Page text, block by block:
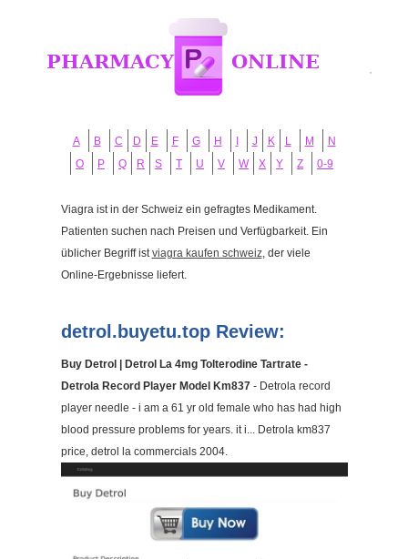
A B C D E F G H J K L M
N
O
P Q R S T U V W X Y Z 0-9
Viagra ist in der Schweiz ein gefragtes Medikament.
Patienten suchen nach Preisen und Verfügbarkeit. Ein
üblicher Begriff istviagra kaufen schweiz, der viele
Online-Ergebnisse liefert.
detrol.buyetu.top Review:
Buy Detrol | Detrol La 4mg Tolterodine Tartrate -
Detrola Record Player Model Km837- Detrola record
player needle - i am a 61 yr old female who has had high
blood pressure problems for years. it i... Detrola km837
price, detrol la commercials 2004.